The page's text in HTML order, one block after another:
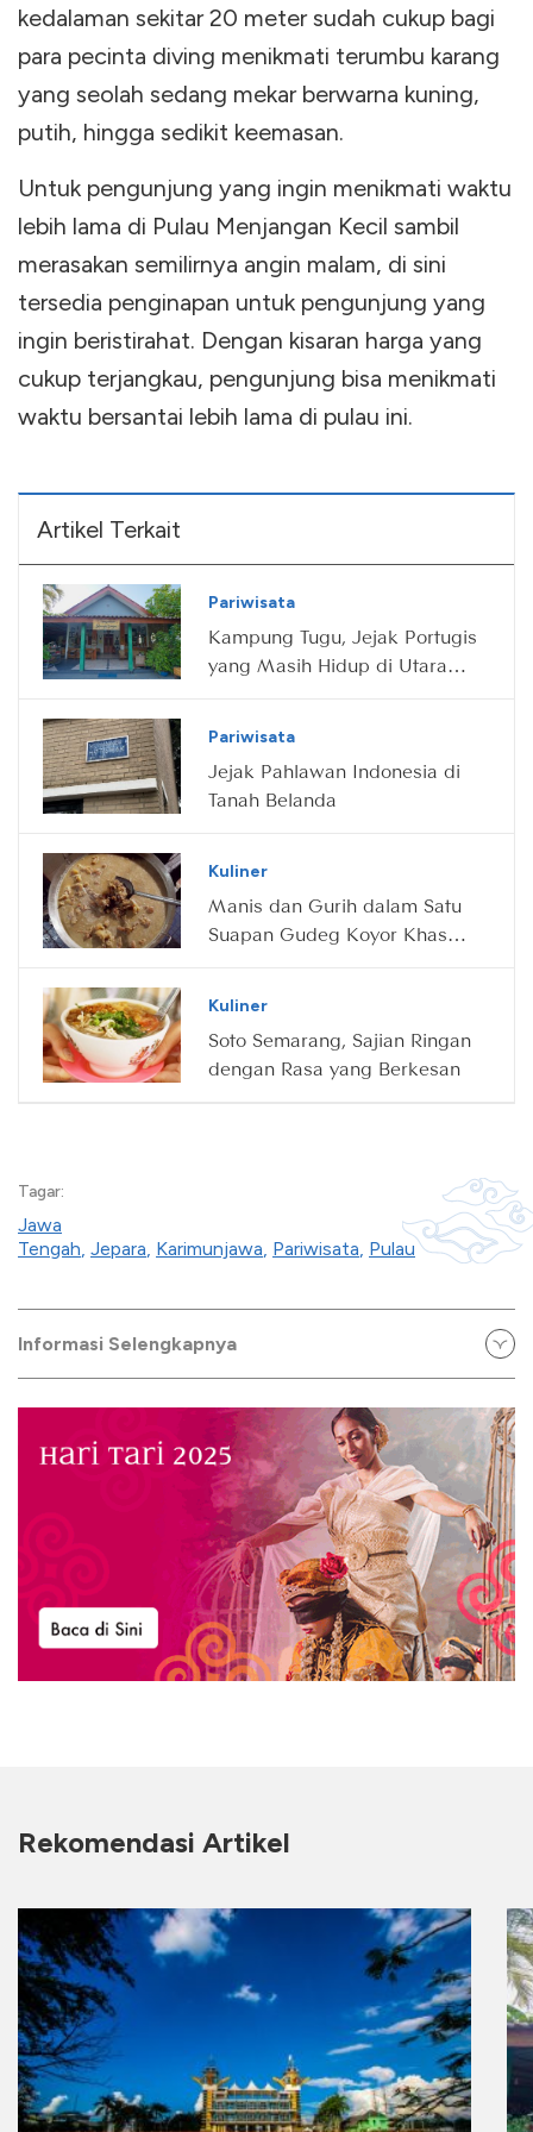
kedalaman sekitar 20 meter sudah cukup bagi
para pecinta diving menikmati terumbu karang
yang seolah sedang mekar berwarna kuning,
putih, hingga sedikit keemasan.
Untuk pengunjung yang ingin menikmati waktu
lebih lama di Pulau Menjangan Kecil sambil
merasakan semilirnya angin malam, di sini
tersedia penginapan untuk pengunjung yang
ingin beristirahat. Dengan kisaran harga yang
cukup terjangkau, pengunjung bisa menikmati
waktu bersantai lebih lama di pulau ini.
Artikel Terkait
Pariwisata
Kampung Tugu, Jejak Portugis
yang Masih Hidup di Utara
Pariwisata
Jejak Pahlawan Indonesia di
Tanah Belanda
Kuliner
Manis dan Gurih dalam Satu
Suapan Gudeg Koyor Khas
Kuliner
Soto Semarang, Sajian Ringan
dengan Rasa yang Berkesan
Tagar:
Jawa
Tengah, Jepara, Karimunjawa, Pariwisata, Pulau
Informasi Selengkapnya
Rekomendasi Artikel